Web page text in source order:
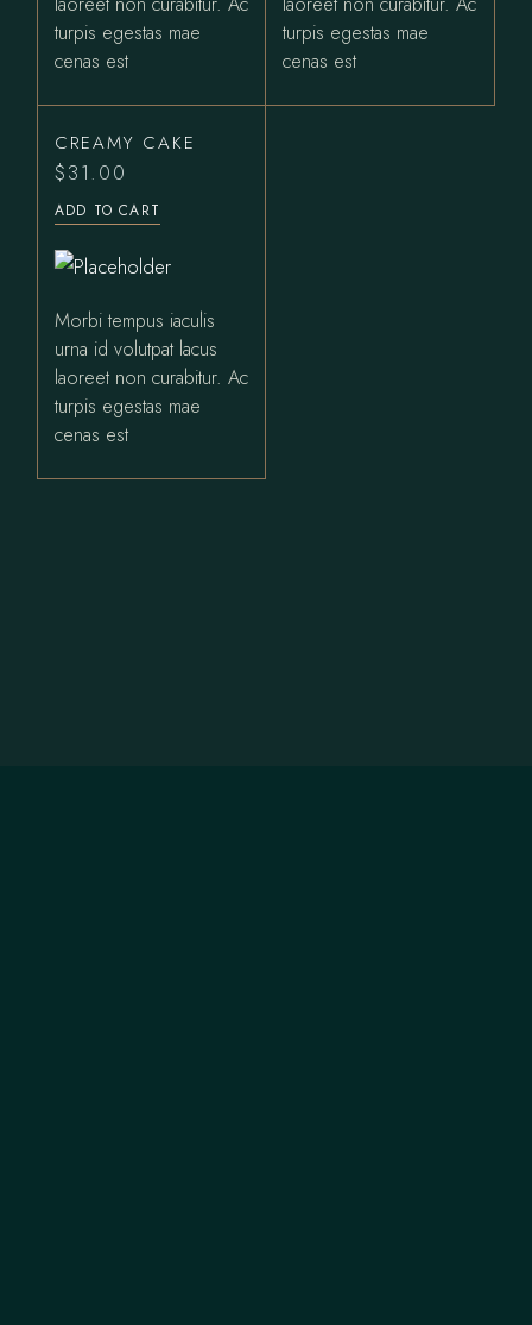
turpis egestas mae
cenas est
turpis egestas mae
cenas est
CREAMY CAKE
$31.00
ADD TO CART
Morbi tempus iaculis
urna id volutpat lacus
laoreet non curabitur. Ac
turpis egestas mae
cenas est